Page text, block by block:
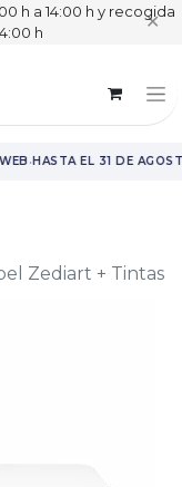
h a 14:00 h y recogida
h
✕
·HASTA EL 31 DE
Zediart + Tintas